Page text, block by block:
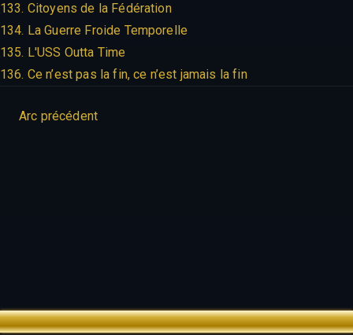
133. Citoyens de la Fédération
134. La Guerre Froide Temporelle
135. L'USS Outta Time
136. Ce n’est pas la fin, ce n’est jamais la fin
Arc précédent
TREK OUTTA TIME